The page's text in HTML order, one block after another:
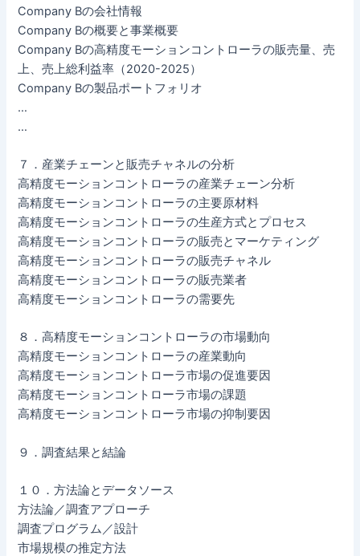
Company Bの会社情報
Company Bの概要と事業概要
Company Bの高精度モーションコントローラの販売量、売
上、売上総利益率（2020-2025）
Company Bの製品ポートフォリオ
…
…
７．産業チェーンと販売チャネルの分析
高精度モーションコントローラの産業チェーン分析
高精度モーションコントローラの主要原材料
高精度モーションコントローラの生産方式とプロセス
高精度モーションコントローラの販売とマーケティング
高精度モーションコントローラの販売チャネル
高精度モーションコントローラの販売業者
高精度モーションコントローラの需要先
８．高精度モーションコントローラの市場動向
高精度モーションコントローラの産業動向
高精度モーションコントローラ市場の促進要因
高精度モーションコントローラ市場の課題
高精度モーションコントローラ市場の抑制要因
９．調査結果と結論
１０．方法論とデータソース
方法論／調査アプローチ
調査プログラム／設計
市場規模の推定方法